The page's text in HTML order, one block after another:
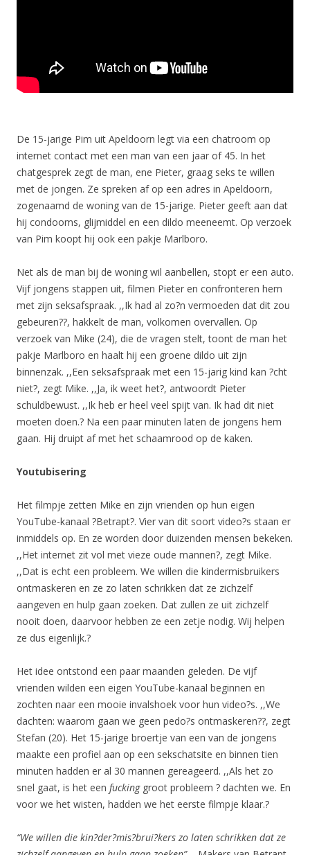
De 15-jarige Pim uit Apeldoorn legt via een chatroom op
internet contact met een man van een jaar of 45. In het
chatgesprek zegt de man, ene Pieter, graag seks te willen
met de jongen. Ze spreken af op een adres in Apeldoorn,
zogenaamd de woning van de 15-jarige. Pieter geeft aan dat
hij condooms, glijmiddel en een dildo meeneemt. Op verzoek
van Pim koopt hij ook een pakje Marlboro.
Net als de man bij de woning wil aanbellen, stopt er een auto.
Vijf jongens stappen uit, filmen Pieter en confronteren hem
met zijn seksafspraak. ,,Ik had al zo?n vermoeden dat dit zou
gebeuren??, hakkelt de man, volkomen overvallen. Op
verzoek van Mike (24), die de vragen stelt, toont de man het
pakje Marlboro en haalt hij een groene dildo uit zijn
binnenzak. ,,Een seksafspraak met een 15-jarig kind kan ?cht
niet?, zegt Mike. ,,Ja, ik weet het?, antwoordt Pieter
schuldbewust. ,,Ik heb er heel veel spijt van. Ik had dit niet
moeten doen.? Na een paar minuten laten de jongens hem
gaan. Hij druipt af met het schaamrood op de kaken.
Youtubisering
Het filmpje zetten Mike en zijn vrienden op hun eigen
YouTube-kanaal ?Betrapt?. Vier van dit soort video?s staan er
inmiddels op. En ze worden door duizenden mensen bekeken.
,,Het internet zit vol met vieze oude mannen?, zegt Mike.
,,Dat is echt een probleem. We willen die kindermisbruikers
ontmaskeren en ze zo laten schrikken dat ze zichzelf
aangeven en hulp gaan zoeken. Dat zullen ze uit zichzelf
nooit doen, daarvoor hebben ze een zetje nodig. Wij helpen
ze dus eigenlijk.?
Het idee ontstond een paar maanden geleden. De vijf
vrienden wilden een eigen YouTube-kanaal beginnen en
zochten naar een mooie invalshoek voor hun video?s. ,,We
dachten: waarom gaan we geen pedo?s ontmaskeren??, zegt
Stefan (20). Het 15-jarige broertje van een van de jongens
maakte een profiel aan op een sekschatsite en binnen tien
minuten hadden er al 30 mannen gereageerd. ,,Als het zo
snel gaat, is het een fuckinggroot probleem ? dachten we. En
voor we het wisten, hadden we het eerste filmpje klaar.?
“We willen die kin?der?mis?brui?kers zo laten schrikken dat ze